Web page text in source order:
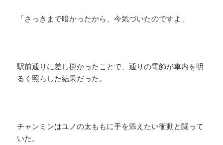
「さっきまで暗かったから、今気づいたのですよ」
駅前通りに差し掛かったことで、通りの電飾が車内を明
るく照らした結果だった。
チャンミンはユノの太ももに手を添えたい衝動と闘って
いた。